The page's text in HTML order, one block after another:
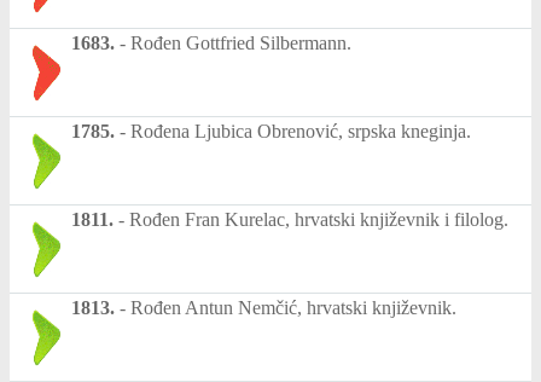
1683. - Rođen Gottfried Silbermann.
1785. - Rođena Ljubica Obrenović, srpska kneginja.
1811. - Rođen Fran Kurelac, hrvatski književnik i filolog.
1813. - Rođen Antun Nemčić, hrvatski književnik.